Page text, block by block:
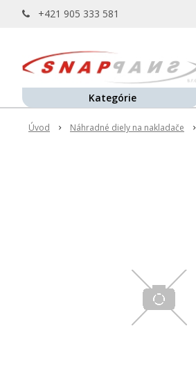
+421 905 333 581
Úvod Náhradné diely na nakladače
Kategórie